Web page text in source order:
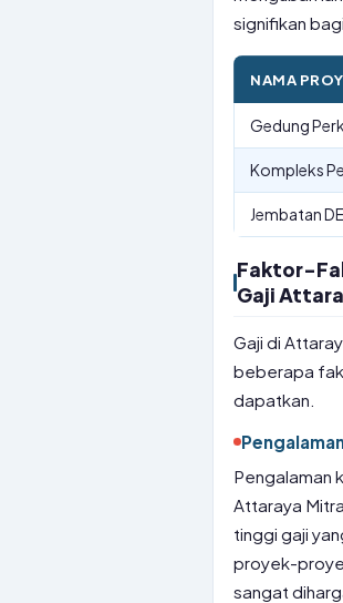
signifikan
NAMA
Gedung
Kompleks
Jembatan
Faktor-
Gaji
Gaji di
beberapa
dapatkan.
Pengalaman
Attaraya
tinggi gaji
proyek-
sangat